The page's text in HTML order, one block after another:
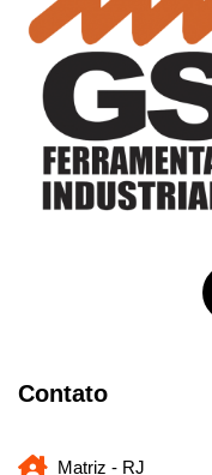
Contato
Matriz - RJ